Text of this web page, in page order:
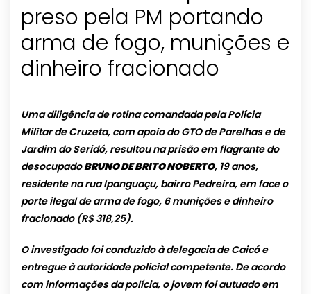
preso pela PM portando
arma de fogo, munições e
dinheiro fracionado
Uma diligência de rotina comandada pela Polícia
Militar de Cruzeta, com apoio do GTO de Parelhas e de
Jardim do Seridó, resultou na prisão em flagrante do
desocupadoBRUNO DE BRITO NOBERTO, 19 anos,
residente na rua Ipanguaçu, bairro Pedreira, em face o
porte ilegal de arma de fogo, 6 munições e dinheiro
fracionado (R$ 318,25).
O investigado foi conduzido à delegacia de Caicó e
entregue à autoridade policial competente. De acordo
com informações da polícia, o jovem foi autuado em